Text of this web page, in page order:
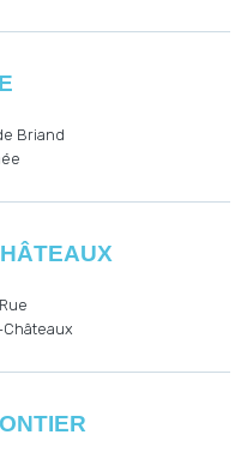
Briand